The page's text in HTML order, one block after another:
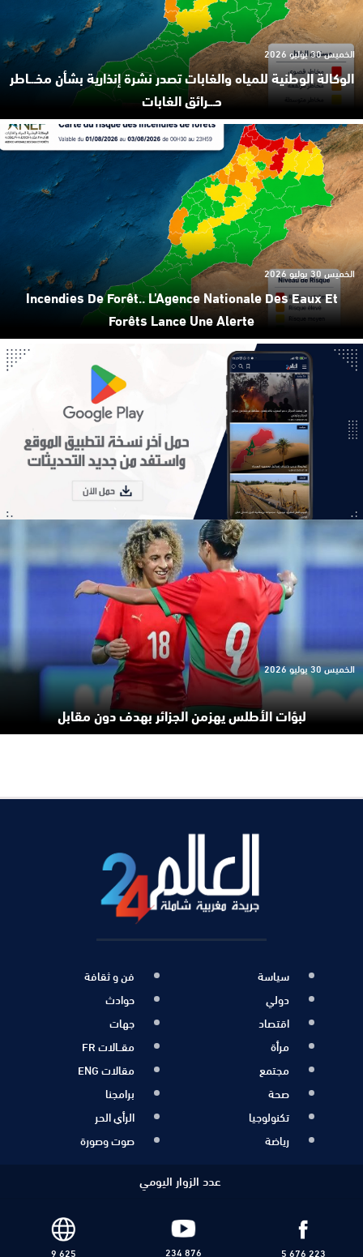
الوكالة الوطنية للمياه والغابات تصدر نشرة إنذارية بشأن مخـ.ـاطر
حـ.ـرائق الغابات
الخميس 30 يوليو 2026
Incendies De Forêt.. L’Agence Nationale Des Eaux Et
Forêts Lance Une Alerte
الخميس 30 يوليو 2026
لبؤات الأطلس يهزمن الجزائر بهدف دون مقابل
الخميس 30 يوليو 2026
سياسة
دولي
اقتصاد
مرأة
مجتمع
صحة
تكنولوجيا
رياضة
فن و ثقافة
حوادث
جهات
مقــالات FR
مقالات ENG
برامجنا
الرأي الحر
صوت وصورة
عدد الزوار اليومي
5 676 223
234 876
9 625